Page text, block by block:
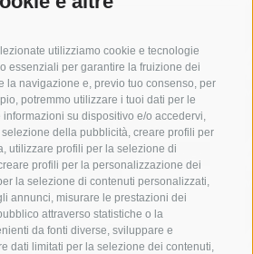
utilizziamo cookie e tecnologie
essenziali per garantire la fruizione dei
la navigazione e, previo tuo consenso, per
potremmo utilizzare i tuoi dati per le
su dispositivo e/o accedervi,
della pubblicità, creare profili per
utilizzare profili per la selezione di
profili per la personalizzazione dei
la selezione di contenuti personalizzati,
annunci, misurare le prestazioni dei
attraverso statistiche o la
da fonti diverse, sviluppare e
dati limitati per la selezione dei contenuti,
anas
campanella
arresto
di porto capri
carabinieri
circumvesuviana
contagi
19 eav
elezioni